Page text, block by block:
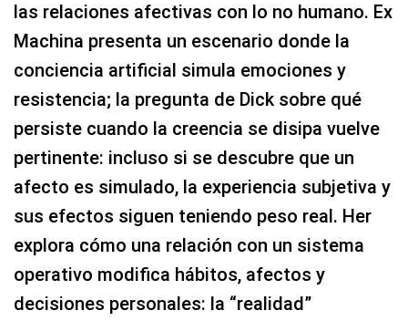
las relaciones afectivas con lo no humano. Ex
Machina presenta un escenario donde la
conciencia artificial simula emociones y
resistencia; la pregunta de Dick sobre qué
persiste cuando la creencia se disipa vuelve
pertinente: incluso si se descubre que un
afecto es simulado, la experiencia subjetiva y
sus efectos siguen teniendo peso real. Her
explora cómo una relación con un sistema
operativo modifica hábitos, afectos y
decisiones personales: la “realidad”